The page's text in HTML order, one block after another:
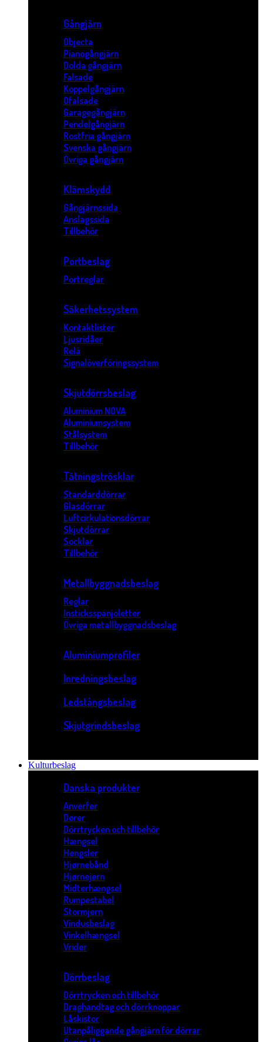
Gångjärn
Objecta
Pianogångjärn
Dolda gångjärn
Falsade
Koppelgångjärn
Ofalsade
Garagegångjärn
Pendelgångjärn
Rostfria gångjärn
Svenska gångjärn
Övriga gångjärn
Klämskydd
Gångjärnssida
Anslagssida
Tillbehör
Portbeslag
Portreglar
Säkerhetssystem
Kontaktlister
Ljusridåer
Relä
Signalöverföringssystem
Skjutdörrsbeslag
Aluminium NOVA
Aluminiumsystem
Stålsystem
Tillbehör
Tätningströsklar
Standarddörrar
Glasdörrar
Luftcirkulationsdörrar
Skjutdörrar
Socklar
Tillbehör
Metallbyggnadsbeslag
Reglar
Insticksspanjoletter
Övriga metallbyggnadsbeslag
Aluminiumprofiler
Inredningsbeslag
Ledstångsbeslag
Skjutgrindsbeslag
Kulturbeslag
Danska produkter
Anverfer
Dører
Dörrtrycken och tillbehör
Hængsel
Hengsler
Hjørnebånd
Hjørnejern
Midterhængsel
Rumpestabel
Stormjern
Vindusbeslag
Vinkelhængsel
Vrider
Dörrbeslag
Dörrtrycken och tillbehör
Draghandtag och dörrknoppar
Låskistor
Utanpåliggande gångjärn för dörrar